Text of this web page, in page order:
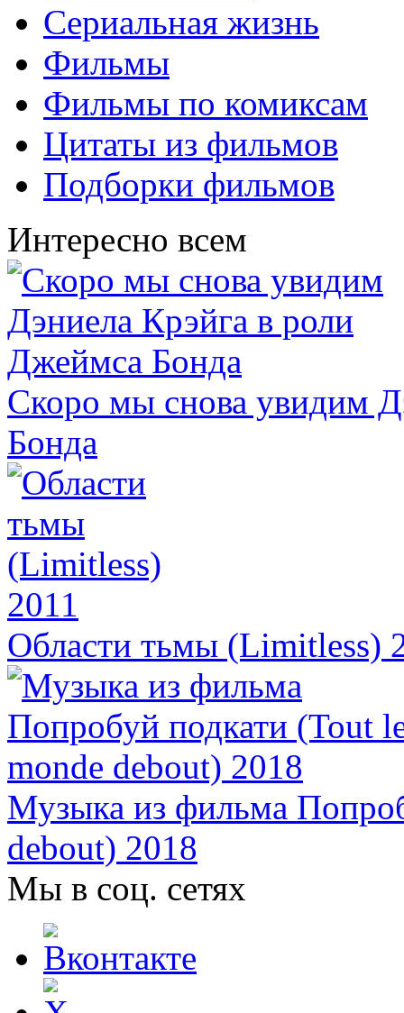
Сериальная жизнь
Фильмы
Фильмы по комиксам
Цитаты из фильмов
Подборки фильмов
Интересно всем
Скоро мы снова увидим
Бонда
Области тьмы (Limitless)
Музыка из фильма
debout) 2018
Мы в соц. сетях